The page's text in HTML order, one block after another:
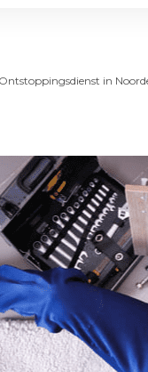
Ontstoppingsdienst in